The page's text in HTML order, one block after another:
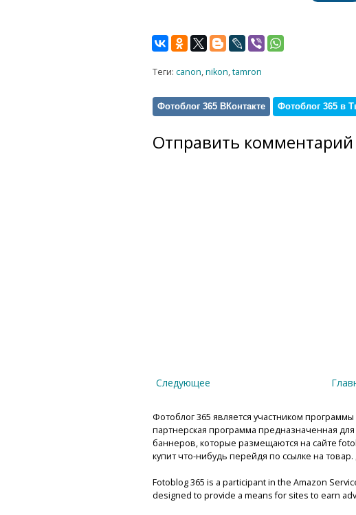
Теги: canon,nikon,tamron
Фотоблог 365 ВКонтакте Фотоблог 365 в
Отправить комментарий
Следующее
Фотоблог 365 является участником
партнерская программа предназначенная
баннеров, которые размещаются на сайте
купит что-нибудь перейдя по ссылке на
Fotoblog 365 is a participant in the Amazon
designed to provide a means for sites to earn